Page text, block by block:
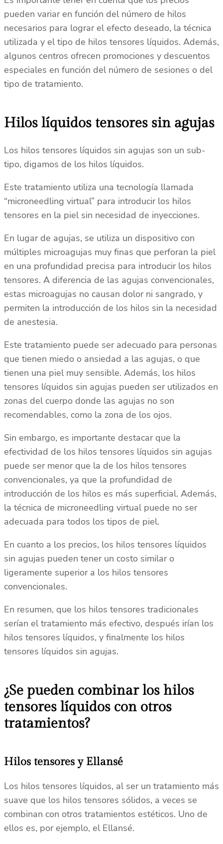
pueden variar en función del número de hilos
necesarios para lograr el efecto deseado, la técnica
utilizada y el tipo de hilos tensores líquidos. Además,
algunos centros ofrecen promociones y descuentos
especiales en función del número de sesiones o del
tipo de tratamiento.
Hilos líquidos tensores sin agujas
Los hilos tensores líquidos sin agujas son un sub-
tipo, digamos de los hilos líquidos.
Este tratamiento utiliza una tecnología llamada
“microneedling virtual” para introducir los hilos
tensores en la piel sin necesidad de inyecciones.
En lugar de agujas, se utiliza un dispositivo con
múltiples microagujas muy finas que perforan la piel
en una profundidad precisa para introducir los hilos
tensores. A diferencia de las agujas convencionales,
estas microagujas no causan dolor ni sangrado, y
permiten la introducción de los hilos sin la necesidad
de anestesia.
Este tratamiento puede ser adecuado para personas
que tienen miedo o ansiedad a las agujas, o que
tienen una piel muy sensible. Además, los hilos
tensores líquidos sin agujas pueden ser utilizados en
zonas del cuerpo donde las agujas no son
recomendables, como la zona de los ojos.
Sin embargo, es importante destacar que la
efectividad de los hilos tensores líquidos sin agujas
puede ser menor que la de los hilos tensores
convencionales, ya que la profundidad de
introducción de los hilos es más superficial. Además,
la técnica de microneedling virtual puede no ser
adecuada para todos los tipos de piel.
En cuanto a los precios, los hilos tensores líquidos
sin agujas pueden tener un costo similar o
ligeramente superior a los hilos tensores
convencionales.
En resumen, que los hilos tensores tradicionales
serían el tratamiento más efectivo, después irían los
hilos tensores líquidos, y finalmente los hilos
tensores líquidos sin agujas.
¿Se pueden combinar los hilos
tensores líquidos con otros
tratamientos?
Hilos tensores y Ellansé
Los hilos tensores líquidos, al ser un tratamiento más
suave que los hilos tensores sólidos, a veces se
combinan con otros tratamientos estéticos. Uno de
ellos es, por ejemplo, el Ellansé.